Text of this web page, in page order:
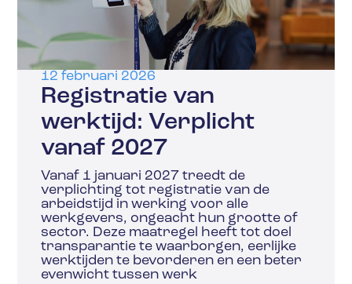
12 februari 2026
Registratie van
werktijd: Verplicht
vanaf 2027
Vanaf 1 januari 2027 treedt de
verplichting tot registratie van de
arbeidstijd in werking voor alle
werkgevers, ongeacht hun grootte of
sector. Deze maatregel heeft tot doel
transparantie te waarborgen, eerlijke
werktijden te bevorderen en een beter
evenwicht tussen werk